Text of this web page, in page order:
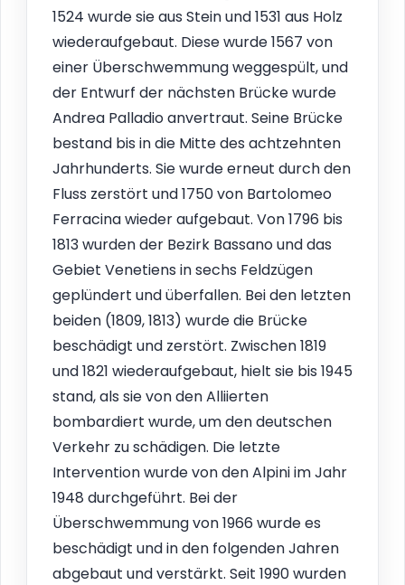
1524 wurde sie aus Stein und 1531 aus Holz
wiederaufgebaut. Diese wurde 1567 von
einer Überschwemmung weggespült, und
der Entwurf der nächsten Brücke wurde
Andrea Palladio anvertraut. Seine Brücke
bestand bis in die Mitte des achtzehnten
Jahrhunderts. Sie wurde erneut durch den
Fluss zerstört und 1750 von Bartolomeo
Ferracina wieder aufgebaut. Von 1796 bis
1813 wurden der Bezirk Bassano und das
Gebiet Venetiens in sechs Feldzügen
geplündert und überfallen. Bei den letzten
beiden (1809, 1813) wurde die Brücke
beschädigt und zerstört. Zwischen 1819
und 1821 wiederaufgebaut, hielt sie bis 1945
stand, als sie von den Alliierten
bombardiert wurde, um den deutschen
Verkehr zu schädigen. Die letzte
Intervention wurde von den Alpini im Jahr
1948 durchgeführt. Bei der
Überschwemmung von 1966 wurde es
beschädigt und in den folgenden Jahren
abgebaut und verstärkt. Seit 1990 wurden